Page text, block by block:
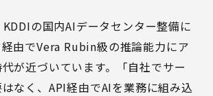
の国内AIデータセンター整備に
由でVera Rubin級の推論能力にア
が近づいています。「自社でサー
なく、API経由でAIを業務に組み込